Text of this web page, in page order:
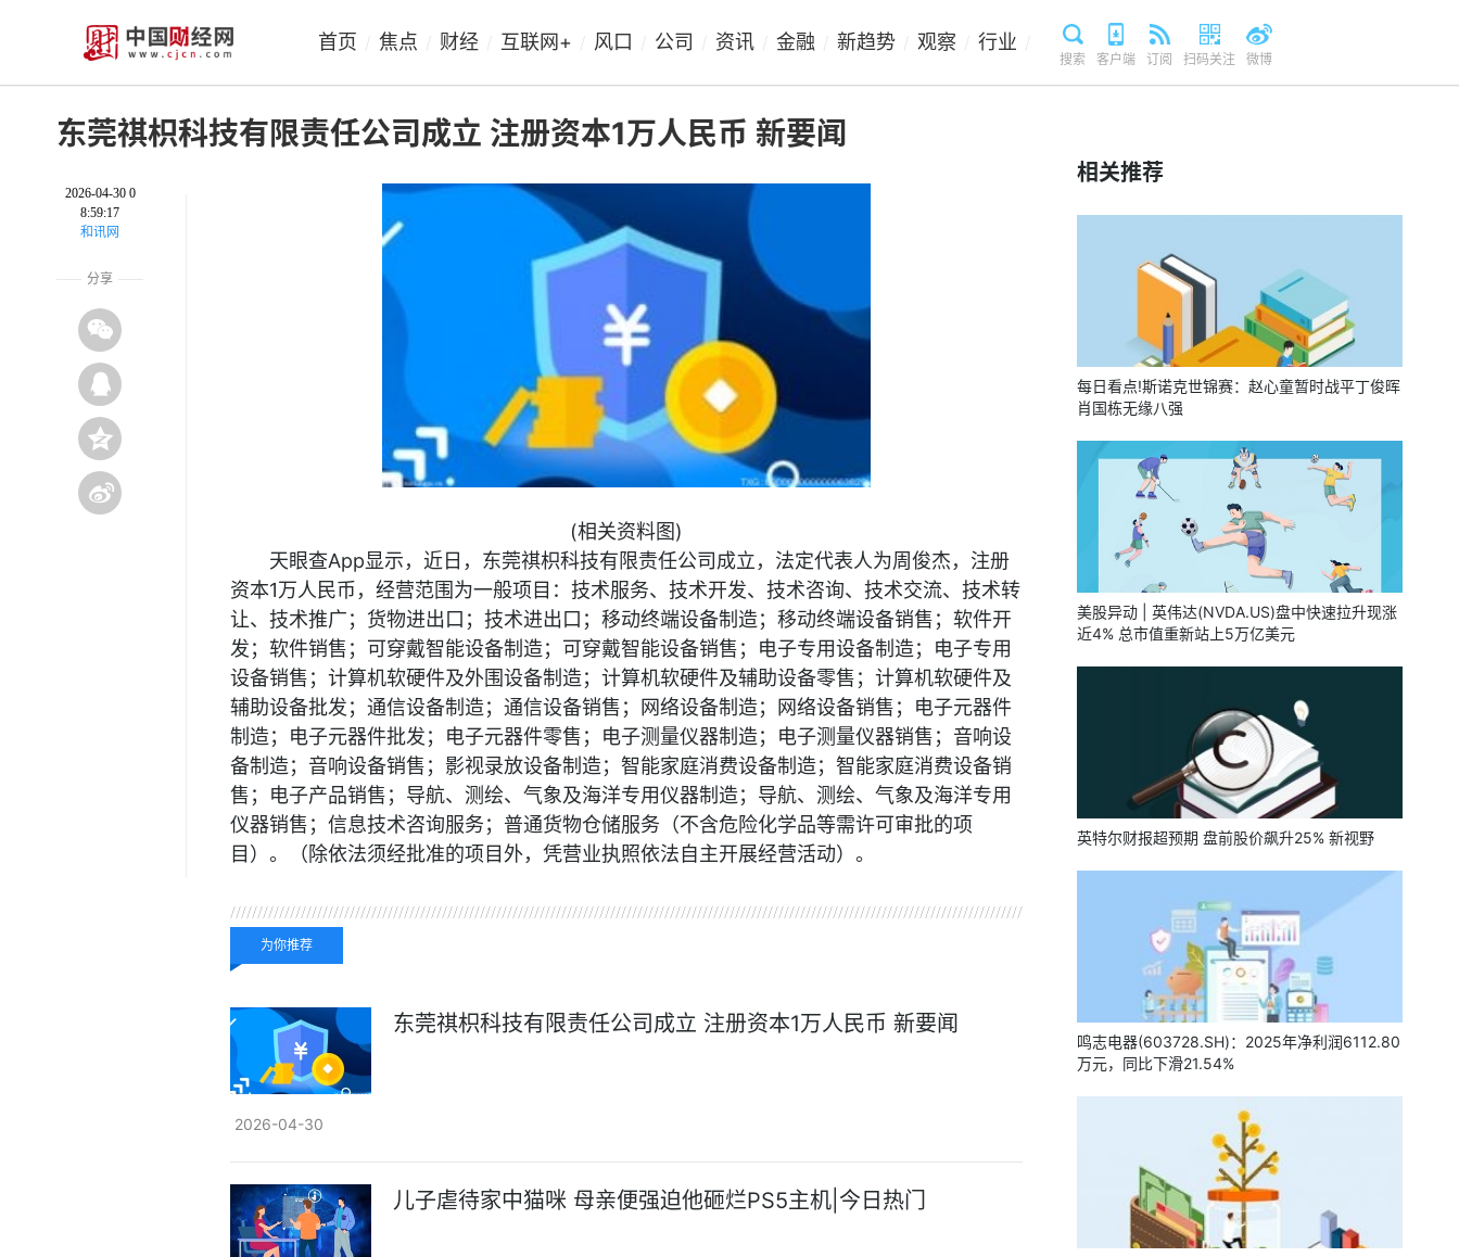
首页 焦点 财经 互联网+ 风口 公司 资讯 金融 新趋势 观察 行业
搜索 客户端 订阅 扫码关注 微博
东莞祺枳科技有限责任公司成立 注册资本1万人民币 新要闻
2026-04-30 0
8:59:17
和讯网
分享
(相关资料图)
天眼查App显示，近日，东莞祺枳科技有限责任公司成立，法定代表人为周俊杰，注册
资本1万人民币，经营范围为一般项目：技术服务、技术开发、技术咨询、技术交流、技术转
让、技术推广；货物进出口；技术进出口；移动终端设备制造；移动终端设备销售；软件开
发；软件销售；可穿戴智能设备制造；可穿戴智能设备销售；电子专用设备制造；电子专用
设备销售；计算机软硬件及外围设备制造；计算机软硬件及辅助设备零售；计算机软硬件及
辅助设备批发；通信设备制造；通信设备销售；网络设备制造；网络设备销售；电子元器件
制造；电子元器件批发；电子元器件零售；电子测量仪器制造；电子测量仪器销售；音响设
备制造；音响设备销售；影视录放设备制造；智能家庭消费设备制造；智能家庭消费设备销
售；电子产品销售；导航、测绘、气象及海洋专用仪器制造；导航、测绘、气象及海洋专用
仪器销售；信息技术咨询服务；普通货物仓储服务（不含危险化学品等需许可审批的项
目）。（除依法须经批准的项目外，凭营业执照依法自主开展经营活动）。
为你推荐
东莞祺枳科技有限责任公司成立 注册资本1万人民币 新要闻
2026-04-30
儿子虐待家中猫咪 母亲便强迫他砸烂PS5主机|今日热门
相关推荐
每日看点!斯诺克世锦赛：赵心童暂时战平丁俊晖
肖国栋无缘八强
美股异动 | 英伟达(NVDA.US)盘中快速拉升现涨
近4% 总市值重新站上5万亿美元
英特尔财报超预期 盘前股价飙升25% 新视野
鸣志电器(603728.SH)：2025年净利润6112.80
万元，同比下滑21.54%